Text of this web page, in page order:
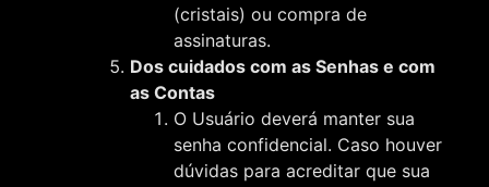
(cristais) ou compra de
assinaturas.
Dos cuidados com as Senhas e com
as Contas
O Usuário deverá manter sua
senha confidencial. Caso houver
dúvidas para acreditar que sua